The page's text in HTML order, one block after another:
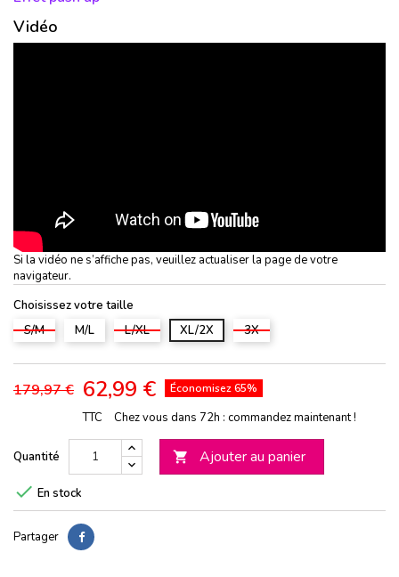
Vidéo
Si la vidéo ne s’affiche pas, veuillez actualiser la page de votre
navigateur.
Choisissez votre taille
S/M
M/L L/XL XL/2X 3X
179,97 € 62,99 € Économisez 65%
TTC Chez vous dans 72h : commandez maintenant !
Quantité  Ajouter au panier
 En stock
Partager